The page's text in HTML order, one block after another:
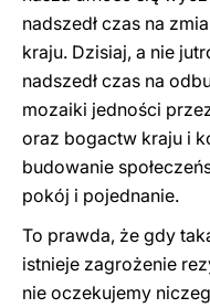
nadszedł czas na
kraju. Dzisiaj, a nie
nadszedł czas na
mozaiki jedności
oraz bogactw kraju i
budowanie
pokój i pojednanie.
To prawda, że gdy
istnieje zagrożenie
nie oczekujemy